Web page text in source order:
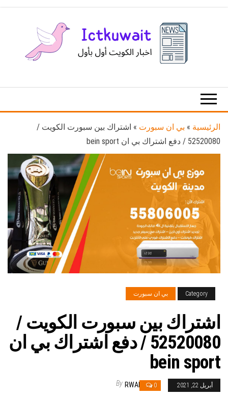
الكويت
الرئيسية » بي ان سبورت » اشتراك بين سبورت الكويت /
52520080 / دفع اشتراك بي ان bein sport
Category بي ان سبورت
اشتراك بين سبورت الكويت /
52520080 / دفع اشتراك بي ان
bein sport
أبريل 22, 2021 0
By RWAN